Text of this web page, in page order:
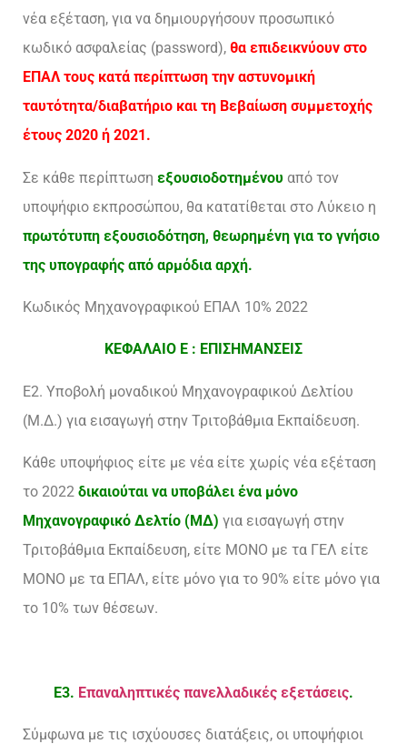
νέα εξέταση, για να δημιουργήσουν προσωπικό
κωδικό ασφαλείας (password), θα επιδεικνύουν στο
ΕΠΑΛ τους κατά περίπτωση την αστυνομική
ταυτότητα/διαβατήριο και τη Βεβαίωση συμμετοχής
έτους 2020 ή 2021.
Σε κάθε περίπτωση εξουσιοδοτημένου από τον
υποψήφιο εκπροσώπου, θα κατατίθεται στο Λύκειο η
πρωτότυπη εξουσιοδότηση, θεωρημένη για το γνήσιο
της υπογραφής από αρμόδια αρχή.
Κωδικός Μηχανογραφικού ΕΠΑΛ 10% 2022
ΚΕΦΑΛΑΙΟ Ε : ΕΠΙΣΗΜΑΝΣΕΙΣ
Ε2. Υποβολή μοναδικού Μηχανογραφικού Δελτίου
(Μ.Δ.) για εισαγωγή στην Τριτοβάθμια Εκπαίδευση.
Κάθε υποψήφιος είτε με νέα είτε χωρίς νέα εξέταση
το 2022 δικαιούται να υποβάλει ένα μόνο
Μηχανογραφικό Δελτίο (ΜΔ) για εισαγωγή στην
Τριτοβάθμια Εκπαίδευση, είτε ΜΟΝΟ με τα ΓΕΛ είτε
ΜΟΝΟ με τα ΕΠΑΛ, είτε μόνο για το 90% είτε μόνο για
το 10% των θέσεων.
Ε3. Επαναληπτικές πανελλαδικές εξετάσεις.
Σύμφωνα με τις ισχύουσες διατάξεις, οι υποψήφιοι